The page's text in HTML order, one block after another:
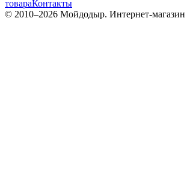
товараКонтакты
© 2010–2026 Мойдодыр. Интернет-магазин